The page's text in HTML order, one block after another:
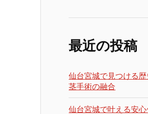
最近の投稿
仙台宮城で見つける
茎手術の融合
仙台宮城で叶える安